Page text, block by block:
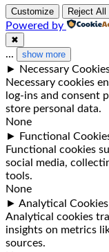
Customize Reject All
Powered by
✖
... show more
► Necessary
Necessary cookies
log-ins and consent
store personal data.
None
►
Functional
Functional cookies
social media,
tools.
None
► Analytical Cookies
Analytical cookies
insights on metrics
sources.